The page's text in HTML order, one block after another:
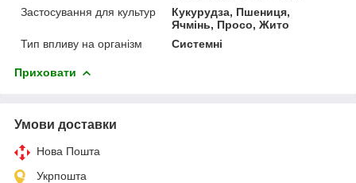
Застосування для культур
Кукурудза, Пшениця,
Ячмінь, Просо, Жито
Тип впливу на організм
Системні
Приховати
Умови доставки
Нова Пошта
Укрпошта